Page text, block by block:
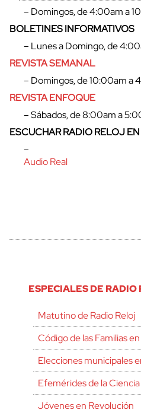
– Domingos, de 4:00am a
BOLETINES INFORMATIVOS
– Lunes a Domingo, de
REVISTA SEMANAL
– Domingos, de 10:00am a
REVISTA ENFOQUE
– Sábados, de 8:00am a
ESCUCHAR RADIO RELOJ
–
Audio Real
ESPECIALES DE RADIO
Matutino de Radio Reloj
Código de las Familias
Elecciones municipales
Efemérides de la Ciencia
Jóvenes en Revolución